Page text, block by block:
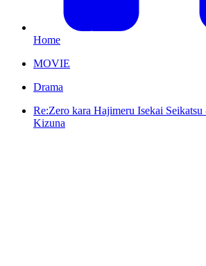
Home
MOVIE
Drama
Re:Zero kara Hajimeru Isekai
Kizuna